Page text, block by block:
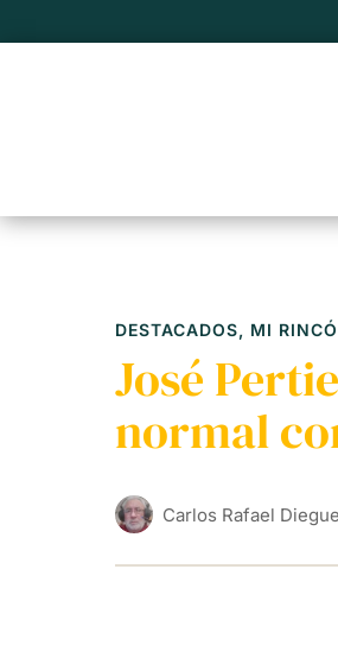
DESTACADOS, MI
José
normal
Carlos Rafael